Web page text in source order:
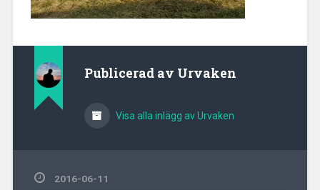
Publicerad av Urvaken
Visa alla inlägg av Urvaken
2016-06-11